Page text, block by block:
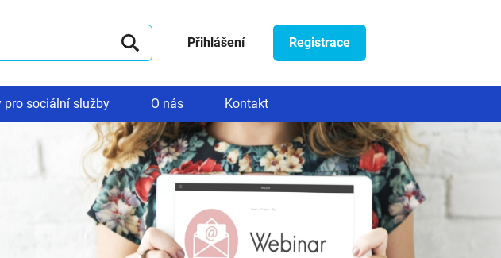
Přihlášení Registrace
pro sociální služby O nás Kontakt